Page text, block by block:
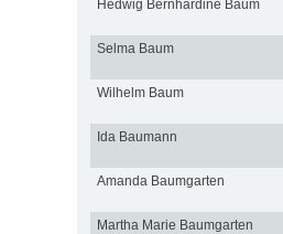
Hedwig Bernhardine Baum
Selma Baum
Wilhelm Baum
Ida Baumann
Amanda Baumgarten
Martha Marie Baumgarten